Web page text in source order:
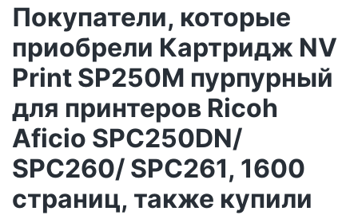
Покупатели, которые
приобрели Картридж NV
Print SP250M пурпурный
для принтеров Ricoh
Aficio SPC250DN/
SPC260/ SPC261, 1600
страниц, также купили